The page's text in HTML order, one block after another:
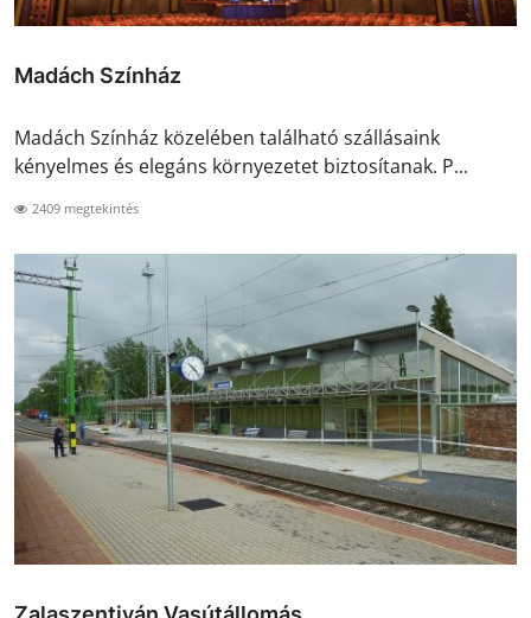
Madách Színház
Madách Színház közelében található szállásaink
kényelmes és elegáns környezetet biztosítanak. P...
2409 megtekintés